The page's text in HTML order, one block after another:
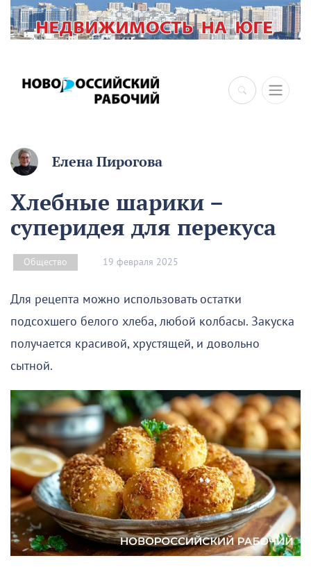
×
Елена Пирогова
Хлебные шарики –
суперидея для перекуса
Общество 19 февраля 2025
Для рецепта можно использовать остатки
подсохшего белого хлеба, любой колбасы. Закуска
получается красивой, хрустящей, и довольно
сытной.